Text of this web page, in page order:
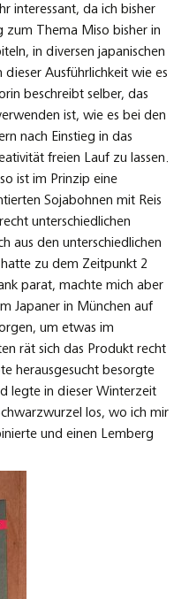
interessant, da ich bisher
zum Thema Miso bisher in
in diversen japanischen
Ausführlichkeit wie es
beschreibt selber, das
ist, wie es bei den
nach Einstieg in das
freien Lauf zu lassen.
ist im Prinzip eine
Sojabohnen mit Reis
unterschiedlichen
aus den unterschiedlichen
zu dem Zeitpunkt 2
parat, machte mich aber
Japaner in München auf
um etwas im
rät sich das Produkt recht
herausgesucht besorgte
legte in dieser Winterzeit
los, wo ich mir
und einen Lemberg